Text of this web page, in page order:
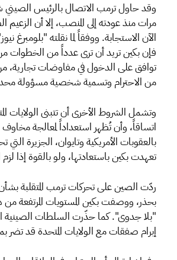
وقد حاول ترمب الاتصال بالرئيس
مرات منذ عودته إلى المنصب، إلا أن
الآن الاستجابة. ووفقاً لما نقلته "بلومبرغ
فإن بكين تريد أن ترى عدداً من
توافق على الدخول في مفاوضات تجارية،
من الاحترام وتسمية شخصية مسؤولة
وتشمل الشروط الأخرى أن تتبنى الولايات
اتساقاً، وأن تُظهر استعداداً لمعالجة مخاوف
بالعقوبات الأمريكية وتايوان، الجزيرة
تعهدت بكين باستعادتها، ولو بالقوة إذا لزم
ردّت الصين على تحركات ترمب المتقلبة
بحذر، ووصفت بكين المستويات المرتفعة من
"بلا جدوى". كما حذّرت السلطات الصينية
إبرام صفقات مع الولايات المتحدة قد تضر